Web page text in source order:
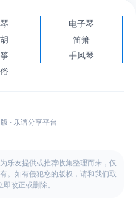
电子琴
笛箫
手风琴
· 乐谱分享平台
乐友提供或推荐收集整理而来，仅
。如有侵犯您的版权，请和我们取
改正或删除。